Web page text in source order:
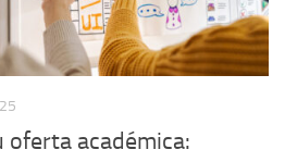
oferta académica: